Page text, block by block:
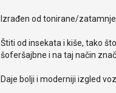
Izrađen od tonirane/
Štiti od insekata i kiše, tako
šoferšajbne i na taj način
Daje bolji i moderniji izgled